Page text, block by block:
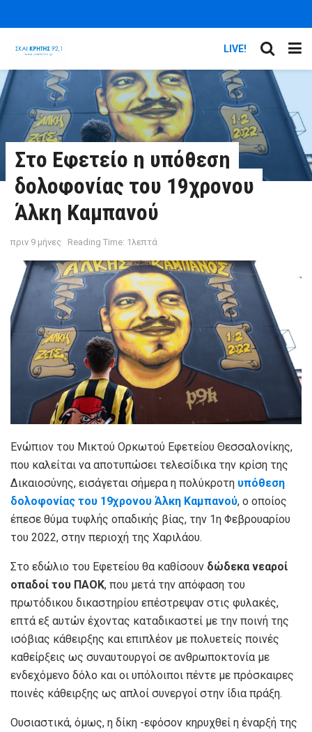
LIVE!
Στο Εφετείο η υπόθεση
δολοφονίας του 19χρονου
Άλκη Καμπανού
πριν 9 μήνες Reading Time: 1λεπτά
Ενώπιον του Μικτού Ορκωτού Εφετείου Θεσσαλονίκης,
που καλείται να αποτυπώσει τελεσίδικα την κρίση της
Δικαιοσύνης, εισάγεται σήμερα η πολύκροτη υπόθεση
δολοφονίας του 19χρονου Άλκη Καμπανού, ο οποίος
έπεσε θύμα τυφλής οπαδικής βίας, την 1η Φεβρουαρίου
του 2022, στην περιοχή της Χαριλάου.
Στο εδώλιο του Εφετείου θα καθίσουν δώδεκα νεαροί
οπαδοί του ΠΑΟΚ, που μετά την απόφαση του
πρωτόδικου δικαστηρίου επέστρεψαν στις φυλακές,
επτά εξ αυτών έχοντας καταδικαστεί με την ποινή της
ισόβιας κάθειρξης και επιπλέον με πολυετείς ποινές
καθείρξεις ως συναυτουργοί σε ανθρωποκτονία με
ενδεχόμενο δόλο και οι υπόλοιποι πέντε με πρόσκαιρες
ποινές κάθειρξης ως απλοί συνεργοί στην ίδια πράξη.
Ουσιαστικά, όμως, η δίκη -εφόσον κηρυχθεί η έναρξή της